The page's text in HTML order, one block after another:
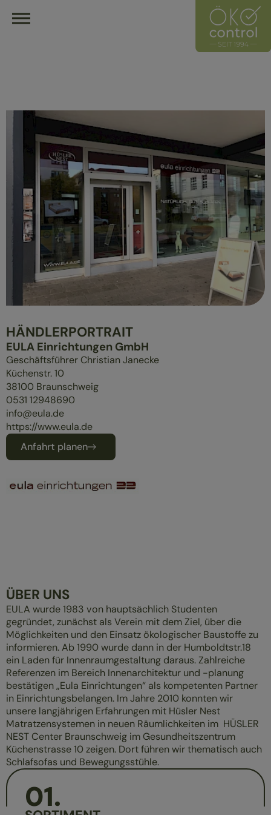
ÜBERBLICK
ÜBER UNS
UNSER LEITZEICHEN
HÄNDLER
HERSTELLER
MITGLIED WERDEN
HÄNDLER FINDEN
ÖKOLOGISCH EINRICHTEN
ÜBERBLICK
MASSIVHOLZMÖBEL
GESUND SCHLAFEN
HÄNDLERPORTRAIT
EULA Einrichtungen GmbH
Geschäftsführer Christian Janecke
Küchenstr. 10
38100 Braunschweig
0531 12948690
info@eula.de
https://www.eula.de
Anfahrt planen
ÜBER UNS
EULA wurde 1983 von hauptsächlich Studenten
gegründet, zunächst als Verein mit dem Ziel, über die
Möglichkeiten und den Einsatz ökologischer Baustoffe zu
informieren. Ab 1990 wurde dann in der Humboldtstr.18
ein Laden für Innenraumgestaltung daraus. Zahlreiche
Referenzen im Bereich Innenarchitektur und -planung
bestätigen „Eula Einrichtungen“ als kompetenten Partner
in Einrichtungsbelangen. Im Jahre 2010 konnten wir
unsere langjährigen Erfahrungen mit Hüsler Nest
Matratzensystemen in neuen Räumlichkeiten im HÜSLER
NEST Center Braunschweig im Gesundheitszentrum
Küchenstrasse 10 zeigen. Dort führen wir thematisch auch
Schlafsofas und Bewegungsstühle.
01.